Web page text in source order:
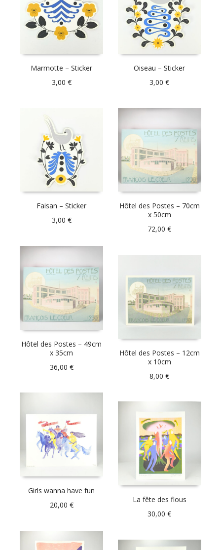
Marmotte – Sticker
3,00 €
Oiseau – Sticker
3,00€
Faisan – Sticker
3,00 €
Hôtel des Postes – 70cm
x 50cm
72,00€
Hôtel des Postes – 49cm
x 35cm
36,00 €
Hôtel des Postes – 12cm
x 10cm
8,00€
Girls wanna have fun
20,00 €
La fête des flous
30,00€